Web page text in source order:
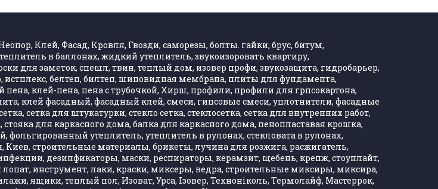
Клей, Фасад, Кровля, Гвозди, саморезы, болты. гайки, брус, битум,
в баллонах, жидкий утеплитель, звукоизоровать квартиру,
для заметок, спешл, твин, теплый дом, изовер профи, звукозащита, гидробарьер,
истплекс, белтеп, билтеп, шиповидная мембрана, плиты для фундамента,
клей-пена, пена с трубочкой, Хирш, профили, профили для грпсокартона,
клей фасадный, фасадный клей, смеси, гипсовые смеси, уплотнители, фасадные
сетка для штукатурки, стекло сетка, стеклосетка, сетка для внутренних работ,
для каркасного дома, балка для каркасного дома, пенопластавая крошка,
утеплитель, утеплитель в рулонах, стекловата в рулонах,
Киев, строительные материалы, брикеты, лучина для розжига, расжигатель,
дезинфикаторы, маски, респираторы, керамзит, щебень, крепж, стоунлайт,
инструмент, лаки, краски, миксеры, ведра, строительные миксиры, миксира,
ящики, теплый пол, Изоват, Урса, Ізовер, Техноніколь, Термолайф, Мастеррок,